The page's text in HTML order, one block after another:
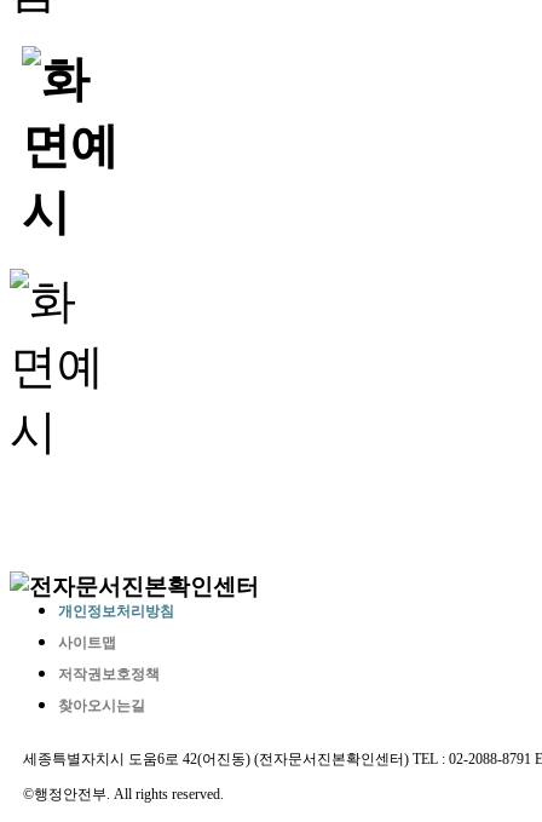
개인정보처리방침
사이트맵
저작권보호정책
찾아오시는길
세종특별자치시 도움6로 42(어진동) (전자문서진본확인센터) TEL : 02-2088-8791
©행정안전부. All rights reserved.